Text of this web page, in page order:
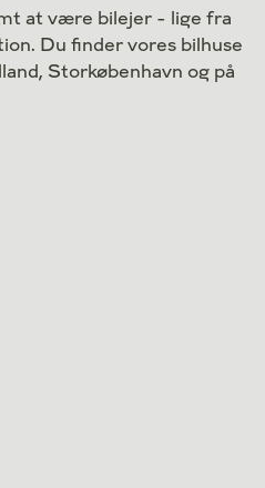
Kontant
Finansiering
at være bilejer - lige fra
Du finder vores bilhuse
Storkøbenhavn og på